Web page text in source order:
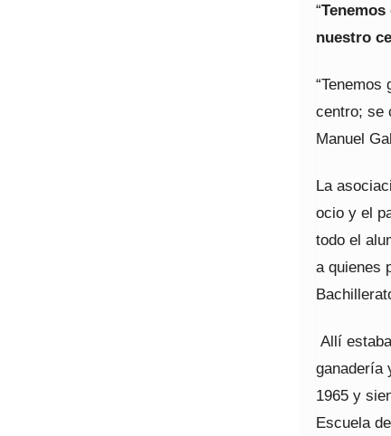
“
nuestro
centro; se
Manuel
La
ocio y el
todo el
a quienes
Allí
ganadería
1965 y
Escuela